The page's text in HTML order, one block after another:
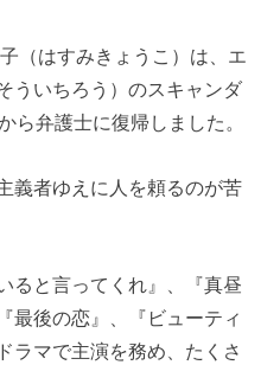
（はすみきょうこ）は、エ
ういちろう）のスキャンダ
ら弁護士に復帰しました。
義者ゆえに人を頼るのが苦
ると言ってくれ』、『真昼
最後の恋』、『ビューティ
ラマで主演を務め、たくさ